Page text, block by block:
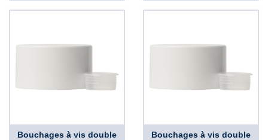
Bouchages à vis double
Bouchages à vis double